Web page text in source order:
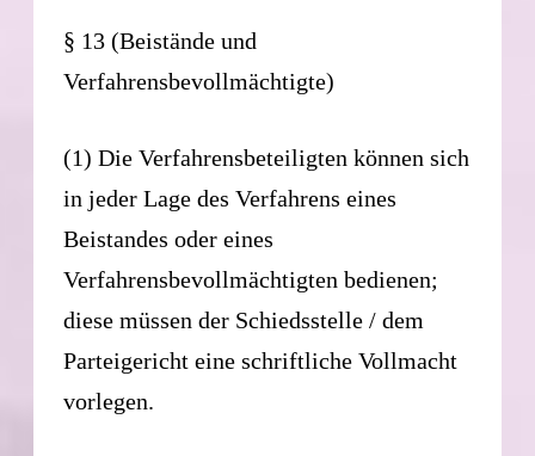
§ 13 (Beistände und
Verfahrensbevollmächtigte)
(1) Die Verfahrensbeteiligten können sich
in jeder Lage des Verfahrens eines
Beistandes oder eines
Verfahrensbevollmächtigten bedienen;
diese müssen der Schiedsstelle / dem
Parteigericht eine schriftliche Vollmacht
vorlegen.